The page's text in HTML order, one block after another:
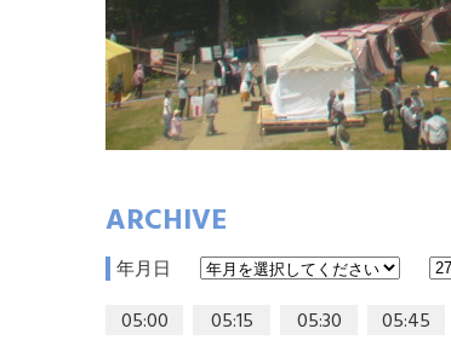
ARCHIVE
年月日
05:00 05:15 05:30 05:45